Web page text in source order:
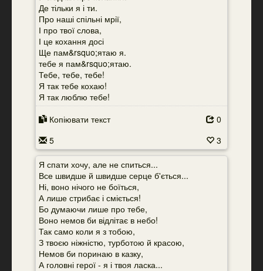
Де тільки я і ти.
Про наші спільні мрії,
І про твої слова,
І це кохання досі
Ще пам&rsquo;ятаю я.
тебе я пам&rsquo;ятаю.
Тебе, тебе, тебе!
Я так тебе кохаю!
Я так люблю тебе!
Копіювати текст
0
5
3
Я спати хочу, але не спиться...
Все швидше й швидше серце б'ється...
Ні, воно нічого не боїться,
А лише стрибає і сміється!
Бо думаючи лише про тебе,
Воно немов би відлітає в небо!
Так само коли я з тобою,
З твоєю ніжністю, турботою й красою,
Немов би поринаю в казку,
А головні герої - я і твоя ласка...